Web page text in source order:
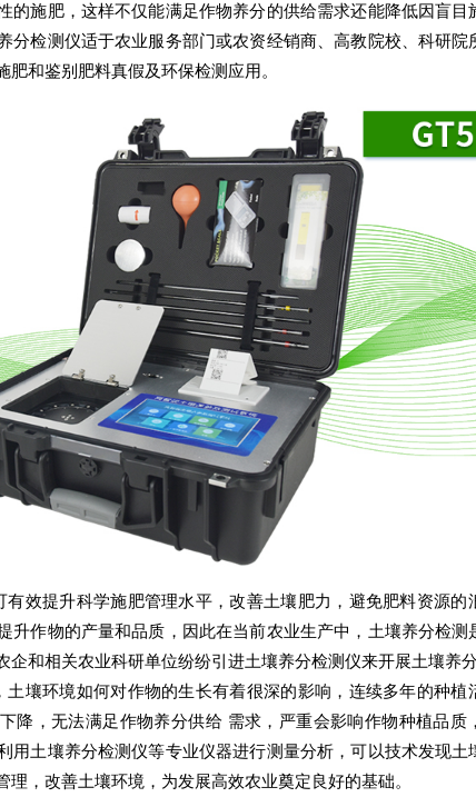
的施肥，这样不仅能满足作物养分的供给需求还能降低因盲目
分检测仪适于农业服务部门或农资经销商、高教院校、科研院
肥和鉴别肥料真假及环保检测应用。
有效提升科学施肥管理水平，改善土壤肥力，避免肥料资源的
升作物的产量和品质，因此在当前农业生产中，土壤养分检测
企和相关农业科研单位纷纷引进土壤养分检测仪来开展土壤养分
壤环境如何对作物的生长有着很深的影响，连续多年的种植
降，无法满足作物养分供给 需求，严重会影响作物种植品质
用土壤养分检测仪等专业仪器进行测量分析，可以技术发现土
理，改善土壤环境，为发展高效农业奠定良好的基础。